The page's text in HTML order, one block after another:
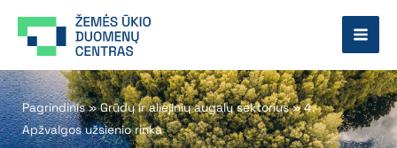
prie
Pagrindinis»Grūdų ir aliejinių augalų sektorius»4.
Apžvalgos užsienio rinka